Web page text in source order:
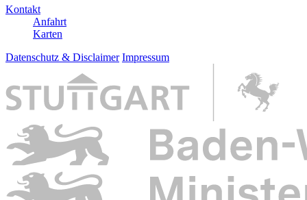
Kontakt
Anfahrt
Karten
Datenschutz & Disclaimer Impressum